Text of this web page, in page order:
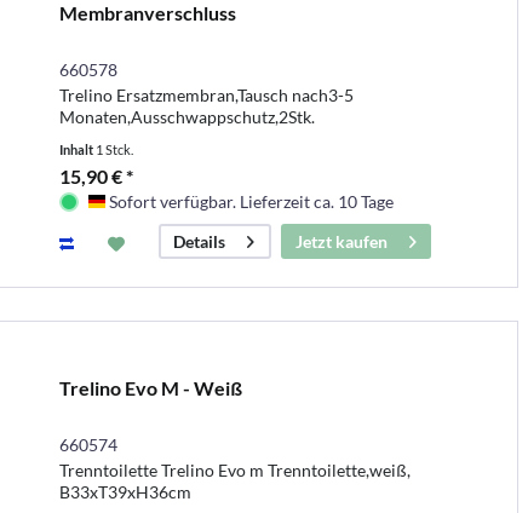
Membranverschluss
660578
Trelino Ersatzmembran,Tausch nach3-5
Monaten,Ausschwappschutz,2Stk.
Inhalt 1 Stck.
15,90 € *
Deutschland
Sofort verfügbar. Lieferzeit ca. 10 Tage
Details
Jetzt kaufen
Trelino Evo M - Weiß
660574
Trenntoilette Trelino Evo m Trenntoilette,weiß,
B33xT39xH36cm